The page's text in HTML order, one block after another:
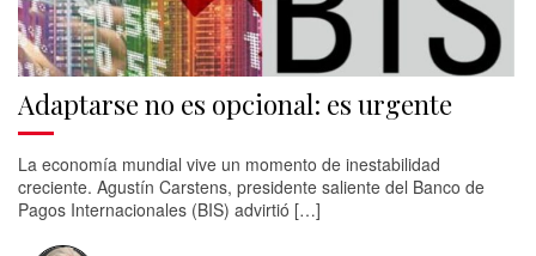
Adaptarse no es opcional: es urgente
La economía mundial vive un momento de inestabilidad
creciente. Agustín Carstens, presidente saliente del Banco de
Pagos Internacionales (BIS) advirtió […]